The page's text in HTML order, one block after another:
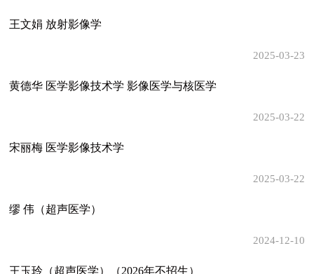
王文娟 放射影像学
2025-03-23
黄德华 医学影像技术学 影像医学与核医学
2025-03-22
宋丽梅 医学影像技术学
2025-03-22
缪 伟（超声医学）
2024-12-10
王玉玲（超声医学）（2026年不招生）